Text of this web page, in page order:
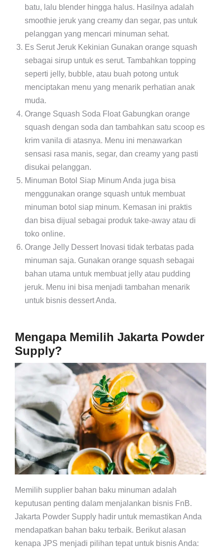
batu, lalu blender hingga halus. Hasilnya adalah
smoothie jeruk yang creamy dan segar, pas untuk
pelanggan yang mencari minuman sehat.
Es Serut Jeruk Kekinian Gunakan orange squash
sebagai sirup untuk es serut. Tambahkan topping
seperti jelly, bubble, atau buah potong untuk
menciptakan menu yang menarik perhatian anak
muda.
Orange Squash Soda Float Gabungkan orange
squash dengan soda dan tambahkan satu scoop es
krim vanila di atasnya. Menu ini menawarkan
sensasi rasa manis, segar, dan creamy yang pasti
disukai pelanggan.
Minuman Botol Siap Minum Anda juga bisa
menggunakan orange squash untuk membuat
minuman botol siap minum. Kemasan ini praktis
dan bisa dijual sebagai produk take-away atau di
toko online.
Orange Jelly Dessert Inovasi tidak terbatas pada
minuman saja. Gunakan orange squash sebagai
bahan utama untuk membuat jelly atau pudding
jeruk. Menu ini bisa menjadi tambahan menarik
untuk bisnis dessert Anda.
Mengapa Memilih Jakarta Powder
Supply?
Memilih supplier bahan baku minuman adalah
keputusan penting dalam menjalankan bisnis FnB.
Jakarta Powder Supply hadir untuk memastikan Anda
mendapatkan bahan baku terbaik. Berikut alasan
kenapa JPS menjadi pilihan tepat untuk bisnis Anda: